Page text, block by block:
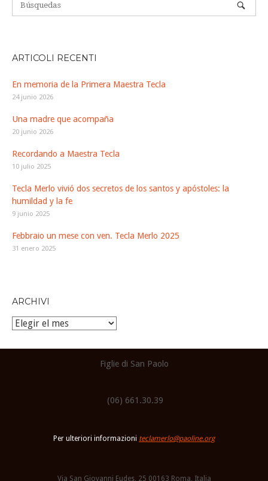
ARTICOLI RECENTI
En memoria de la Primera Maestra Tecla
24 junio 2026
Una madre que acompaña
20 junio 2026
Recordando a Maestra Tecla
10 julio 2025
Tecla Merlo vivió dos secretos de los santos y apóstoles: la
humildad y la fe
9 junio 2025
Febbraio un mese con ven. Tecla Merlo 2025
31 enero 2025
ARCHIVI
Archivi
Figlie di San Paolo
(06) 661.30.39
Per ulteriori informazioni teclamerlo@paoline.org
Via San Giovanni Eudes, 25 00163 Roma, Italia